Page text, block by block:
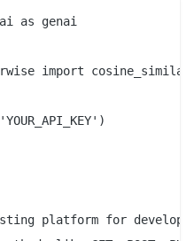
as genai
import
platform for